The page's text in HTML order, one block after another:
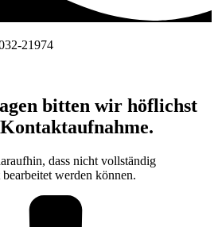
21974
bitten wir höflichst
dass nicht vollständig
werden können.